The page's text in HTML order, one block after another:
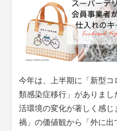
今年は、上半期に「新型コ
類感染症移行」がありま
活環境の変化が著しく感
禍」の価値観から「外に